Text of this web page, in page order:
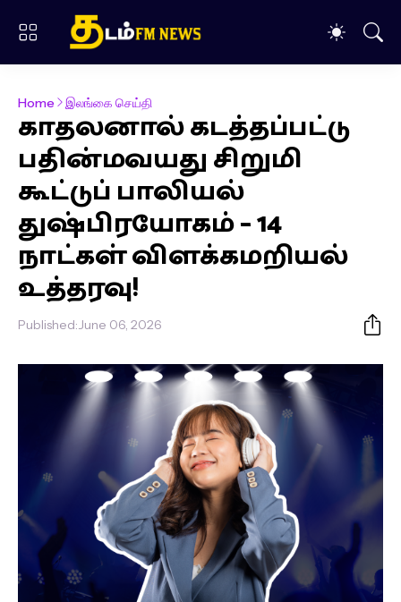
Home இலங்கை செய்தி
காதலனால் கடத்தப்பட்டு
பதின்மவயது சிறுமி
கூட்டுப் பாலியல்
துஷ்பிரயோகம் – 14
நாட்கள் விளக்கமறியல்
உத்தரவு!
Published:June 06, 2026